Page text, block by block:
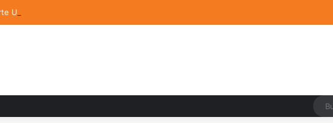
UDLAP fortalece su acervo con nuevas obras de artistas emergentes y consolidados